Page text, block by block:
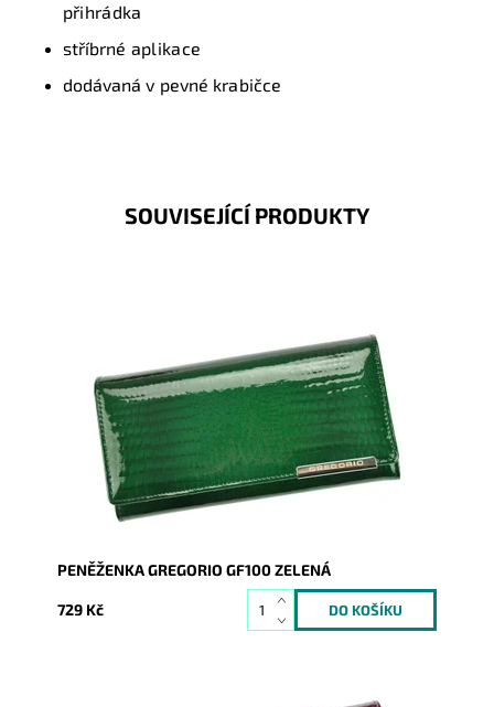
přihrádka
stříbrné aplikace
dodávaná v pevné krabičce
SOUVISEJÍCÍ PRODUKTY
Velmi krásná peněženka, svým vzhledem zaujme na
první pohled nejednu ženu.
Dostupnost:
Skladem
1873
Značka:
Gregorio
Záruka:
2 roky
PENĚŽENKA GREGORIO GF100 ZELENÁ
729 Kč